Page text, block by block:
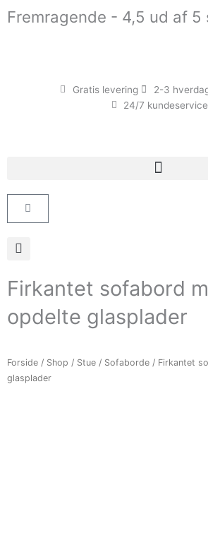
Fremragende - 4,5 ud af 5
Gratis levering
2-3
24/7 kundeservice
Kurv
Firkantet sofabord
opdelte glasplader
Forside / Shop / Stue / Sofaborde / Firkantet
glasplader